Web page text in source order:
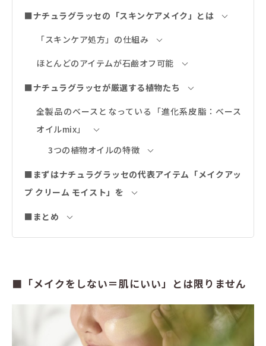
■ナチュラグラッセの「スキンケアメイク」とは
「スキンケア処方」の仕組み
ほとんどのアイテムが石鹼オフ可能
■ナチュラグラッセが厳選する植物たち
全製品のベースとなっている「進化系皮脂：ベース
オイルmix」
3つの植物オイルの特徴
■まずはナチュラグラッセの代表アイテム「メイクアッ
プ クリーム モイスト」を
■まとめ
■「メイクをしない＝肌にいい」とは限りません